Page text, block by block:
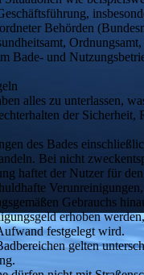
Behörden
Bade- und
alles zu unterlassen,
der Sicherheit,
des Bades
Bei nicht
haftet der Nutzer für den
Gebrauchs
erhoben
festgelegt wird.
gelten